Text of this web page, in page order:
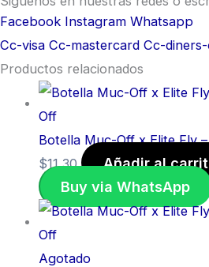
Facebook Instagram Whatsapp
Cc-visa Cc-mastercard Cc-
Productos relacionados
Botella Muc-Off x Elite Fly
$11,30
Añadir al
Buy via WhatsApp
Agotado